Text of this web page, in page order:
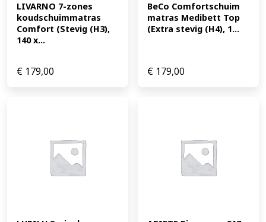
LIVARNO 7-zones
koudschuimmatras
Comfort (Stevig (H3),
140 x...
€ 179,00
BeCo Comfortschuim
matras Medibett Top
(Extra stevig (H4), 1...
€ 179,00